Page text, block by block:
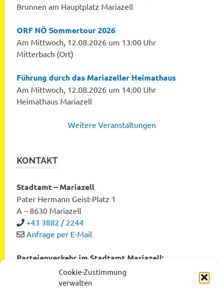
Cookie-Zustimmung
verwalten
Brunnen am Hauptplatz Mariazell
ORF NÖ Sommertour 2026
Am Mittwoch, 12.08.2026 um 13:00 Uhr
Mitterbach (Ort)
Führung durch das Mariazeller Heimathaus
Am Mittwoch, 12.08.2026 um 14:00 Uhr
Heimathaus Mariazell
Weitere Veranstaltungen
KONTAKT
Stadtamt – Mariazell
Pater Hermann Geist-Platz 1
A – 8630 Mariazell
+43 3882 / 2244
Anfrage per E-Mail
Parteienverkehr im Stadtamt Mariazell:
Montag bis Freitag von 8:00 bis 12:00 Uhr
Dienstag und Donnerstag von 12:00 bis 16:00 Uhr